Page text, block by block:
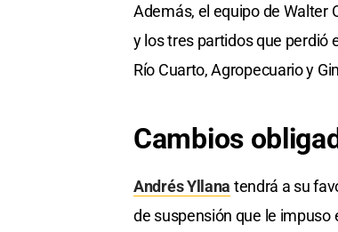
Además, el equipo de Walter
y los tres partidos que perdió
Río Cuarto, Agropecuario y
Cambios
Andrés Yllana tendrá a su
de suspensión que le impuso